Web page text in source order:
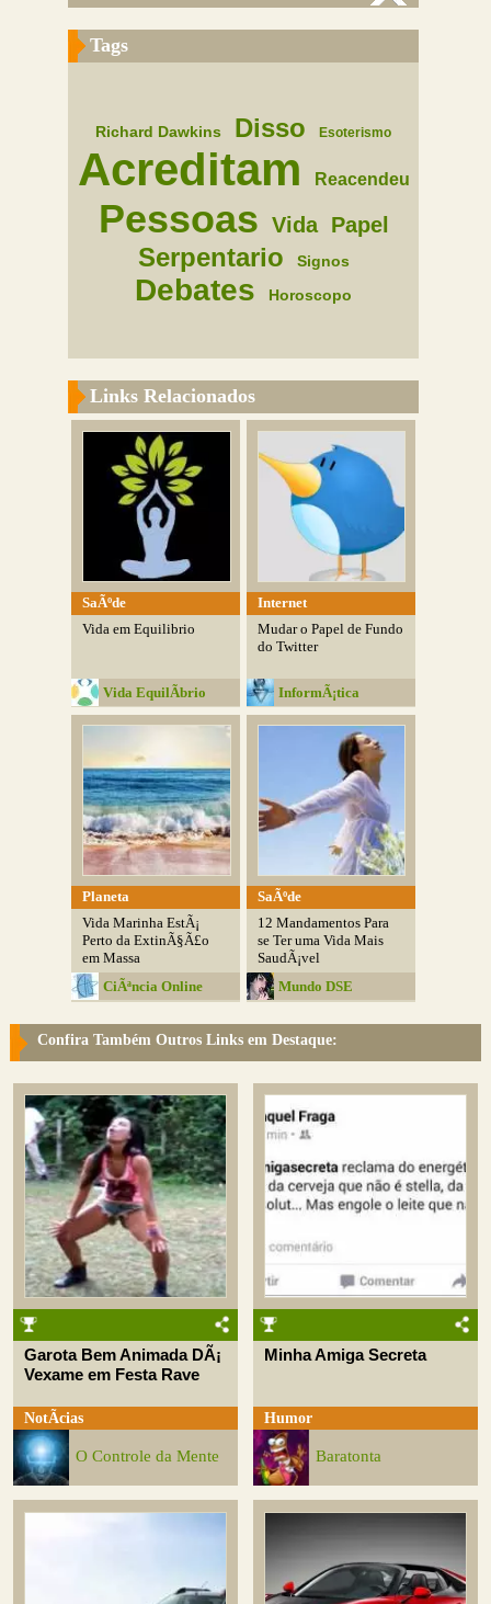
Tags
Richard Dawkins Disso Esoterismo
Acreditam Reacendeu
Pessoas Vida Papel
Serpentario Signos
Debates Horoscopo
Links Relacionados
SaÃºde
Vida em Equilibrio
Vida EquilÃ­brio
Internet
Mudar o Papel de Fundo
do Twitter
InformÃ¡tica
Inteligente
Planeta
Vida Marinha EstÃ¡
Perto da ExtinÃ§Ã£o
em Massa
CiÃªncia Online
SaÃºde
12 Mandamentos Para
se Ter uma Vida Mais
SaudÃ¡vel
Mundo DSE
Confira Também Outros Links em Destaque:
Garota Bem Animada DÃ¡
Vexame em Festa Rave
NotÃ­cias
O Controle da Mente
Minha Amiga Secreta
Humor
Baratonta